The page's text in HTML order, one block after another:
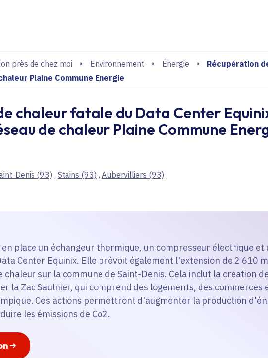
près de chez moi Environnement Énergie
Récupération
Plaine Commune Energie
chaleur fatale du Data Center
de chaleur Plaine Commune
Denis (93) , Stains (93) , Aubervilliers (93)
place un échangeur thermique, un compresseur électrique et
Center Equinix. Elle prévoit également l'extension de 2 610
chaleur sur la commune de Saint-Denis. Cela inclut la création
la Zac Saulnier, qui comprend des logements, des commerces
Ces actions permettront d'augmenter la production
les émissions de Co2.